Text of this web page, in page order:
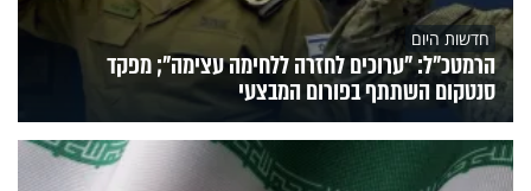
חדשות היום
הרמטכ״ל: "ערוכים לחזרה ללחימה עצימה"; מפקד
סנטקום השתתף בפורום המבצעי